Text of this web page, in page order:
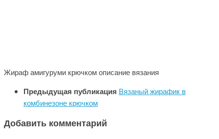
Жираф амигуруми крючком описание вязания
Предыдущая публикация Вязаный жирафик в
комбинезоне крючком
Добавить комментарий